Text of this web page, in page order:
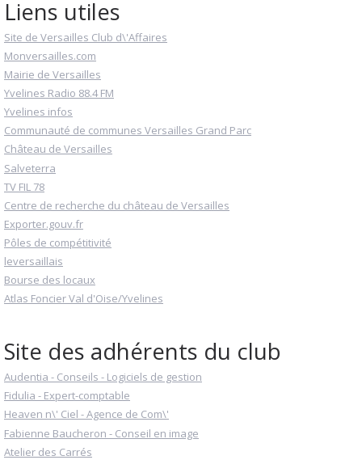
Liens utiles
Site de Versailles Club d\'Affaires
Monversailles.com
Mairie de Versailles
Yvelines Radio 88.4 FM
Yvelines infos
Communauté de communes Versailles Grand Parc
Château de Versailles
Salveterra
TV FIL 78
Centre de recherche du château de Versailles
Exporter.gouv.fr
Pôles de compétitivité
leversaillais
Bourse des locaux
Atlas Foncier Val d'Oise/Yvelines
Site des adhérents du club
Audentia - Conseils - Logiciels de gestion
Fidulia - Expert-comptable
Heaven n\' Ciel - Agence de Com\'
Fabienne Baucheron - Conseil en image
Atelier des Carrés